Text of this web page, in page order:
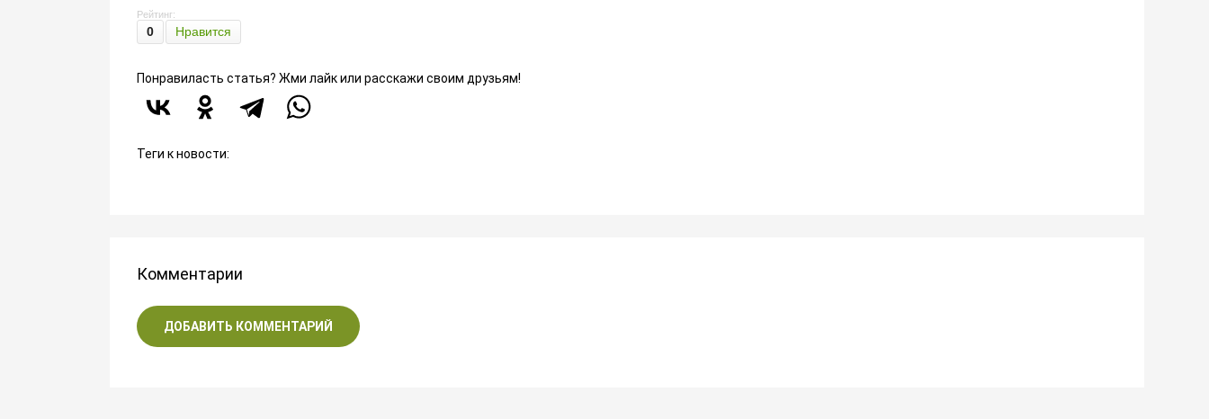
Рейтинг:
0 Нравится
Понравиласть статья? Жми лайк или расскажи своим друзьям!
Теги к новости:
Комментарии
ДОБАВИТЬ КОММЕНТАРИЙ